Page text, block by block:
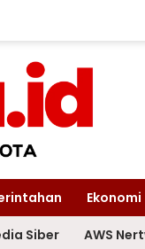
Ekonomi
Siber AWS